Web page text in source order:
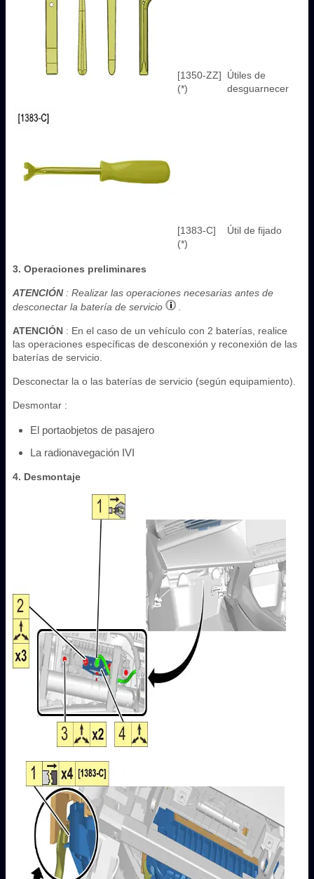
[1350-ZZ]
(*)
Útiles de
desguarnecer
[1383-C]
(*)
Útil de fijado
3. Operaciones preliminares
ATENCIÓN: Realizar las operaciones necesarias antes de
desconectar la batería de servicio
ATENCIÓN : En el caso de un vehículo con 2 baterías, realice
las operaciones específicas de desconexión y reconexión de las
baterías de servicio.
Desconectar la o las baterías de servicio (según equipamiento).
Desmontar :
El portaobjetos de pasajero
La radionavegación IVI
4. Desmontaje